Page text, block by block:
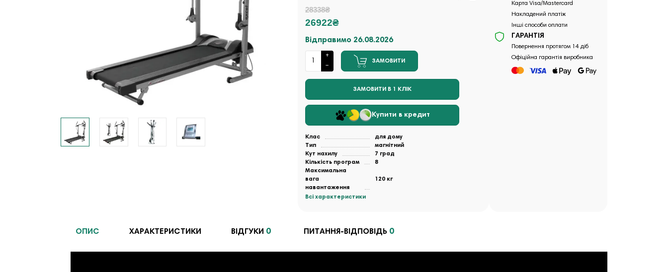
28338₴
26922₴
Відправимо 26.08.2026
ЗАМОВИТИ
ЗАМОВИТИ В 1 КЛІК
Купити в кредит
Клас
для дому
Тип
магнітний
Кут нахилу
7 град
Кількість програм
8
Максимальна
вага
навантаження
120 кг
Всі характеристики
Карта Visa/Mastercard
Накладений платіж
Інші способи оплати
ГАРАНТІЯ
Повернення протягом 14 діб
Офіційна гарантія виробника
ОПИС ХАРАКТЕРИСТИКИ ВІДГУКИ 0 ПИТАННЯ-ВІДПОВІДЬ 0